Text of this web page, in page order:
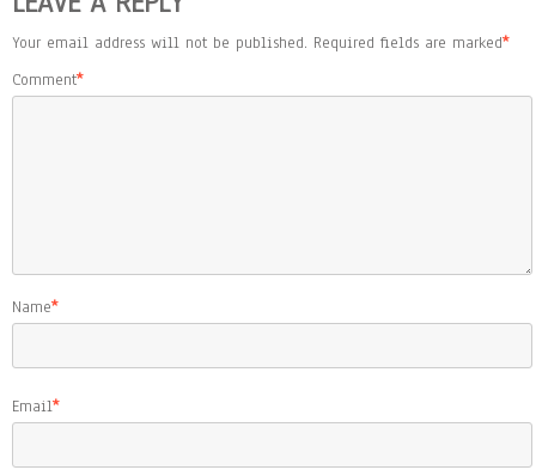
Your email address will not be published. Required fields are marked*
Comment*
Name*
Email*